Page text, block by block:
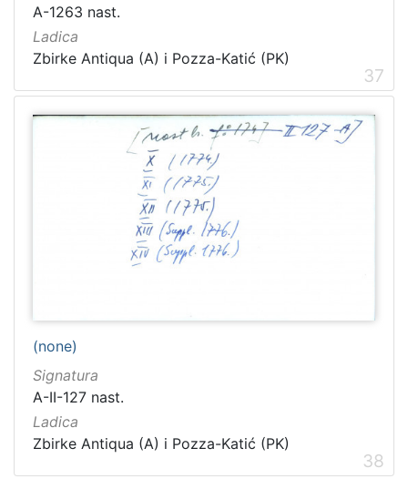
A-1263 nast.
Ladica
Zbirke Antiqua (A) i Pozza-Katić (PK)
37
(none)
Signatura
A-II-127 nast.
Ladica
Zbirke Antiqua (A) i Pozza-Katić (PK)
38